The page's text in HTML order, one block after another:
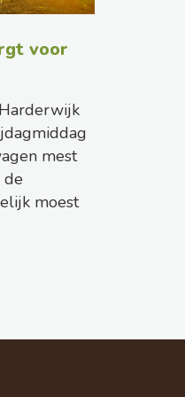
voor
mest
de
moest